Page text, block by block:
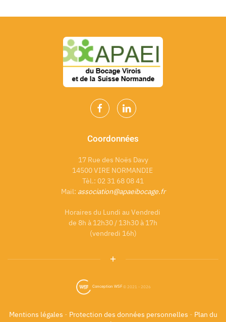
Coordonnées
17 Rue des Noës Davy
14500 VIRE NORMANDIE
Tèl.: 02 31 68 08 41
Mail: association@apaeibocage.fr
Horaires du Lundi au Vendredi
de 8h à 12h30 / 13h30 à 17h
(vendredi 16h)
Conception WSF© 2021 - 2026
Mentions légales - Protection des données personnelles - Plan du